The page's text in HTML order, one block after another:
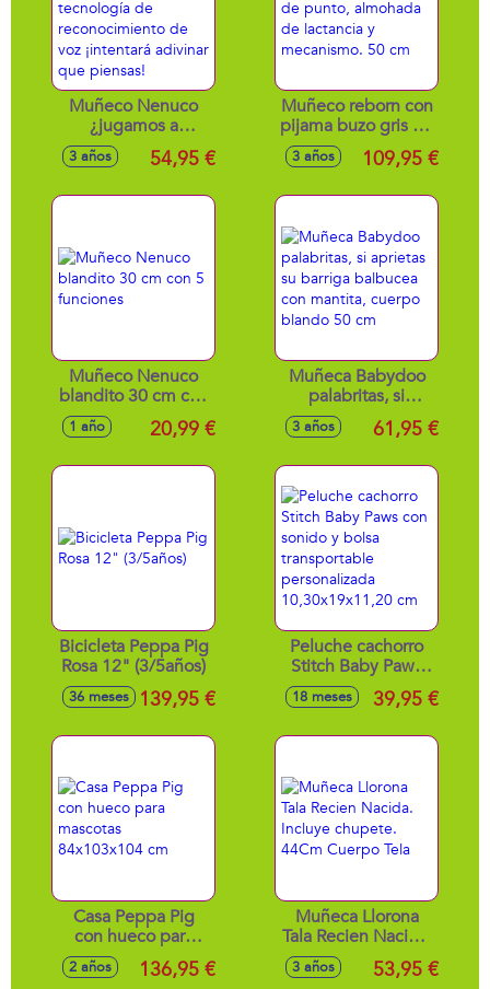
Muñeco Nenuco
¿jugamos a
adivinar? 39 cm
interactivo con
reconocimiento de
piensas!
3 años 54,95 €
Muñeco reborn con
pijama buzo gris de
punto, almohada
de lactancia y
3 años 109,95 €
Muñeco Nenuco
blandito 30 cm con
5 funciones
1 año 20,99 €
Muñeca Babydoo
palabritas, si
aprietas su barriga
balbucea con
3 años 61,95 €
Bicicleta Peppa Pig
Rosa 12" (3/5años)
36 meses 139,95 €
Peluche cachorro
Stitch Baby Paws
con sonido y bolsa
transportable
10,30x19x11,20 cm
18 meses 39,95 €
Casa Peppa Pig
con hueco para
mascotas
84x103x104 cm
2 años 136,95 €
Muñeca Llorona
Tala Recien Nacida.
Incluye chupete.
44Cm Cuerpo Tela
3 años 53,95 €